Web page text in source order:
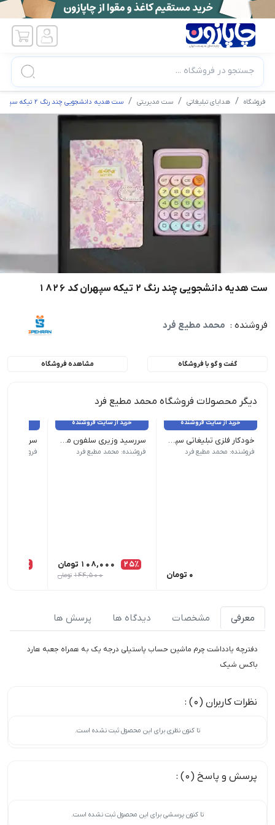
جستجو در فروشگاه ...
فروشگاه هدایای تبلیغاتی ست مدیریتی
ست هدیه دانشجویی چند رنگ 2 تیکه سپهران کد 1826
فروشنده : محمد مطیع فرد
گفت و گو با فروشگاه مشاهده فروشگاه
دیگر محصولات فروشگاه محمد مطیع فرد
خرید از سایت فروشنده
خودکار فلزی تبلیغاتی سپهران کد 2555 ابعاد 1 × 1 × 14 سانتی متر رنگ عسلی, قهوه ای, مشکی
فروشنده: محمد مطیع فرد
0 تومان
خرید از سایت فروشنده
سررسید وزیری سلفون مخمل مدل کیانا 1404 سپهران کد 1201
قطع : وزیری| صحافی : لاین تمام اتوماتیک جلد : سلفون
فروشنده: محمد مطیع فرد
25٪ 108,000 تومان
144,500 تومان
قطع : رقعی|
فروشنده:
25٪
معرفی مشخصات دیدگاه ها پرسش ها
دفترچه یادداشت چرم ماشین حساب پاستیلی درجه یک به همراه جعبه هارد
باکس شیک
نظرات کاربران (0) :
تا کنون نظری برای این محصول ثبت نشده است.
پرسش و پاسخ (0) :
تا کنون پرسشی برای این محصول ثبت نشده است.